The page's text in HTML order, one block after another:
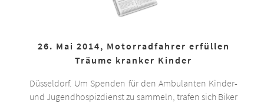
26. Mai 2014, Motorradfahrer erfüllen
Träume kranker Kinder
Düsseldorf. Um Spenden für den Ambulanten Kinder-
und Jugendhospizdienst zu sammeln, trafen sich Biker